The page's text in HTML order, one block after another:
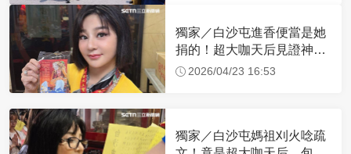
獨家／白沙屯進香便當是她
捐的！超大咖天后見證神
蹟 一靠近媽祖就爆哭
2026/04/23 16:53
獨家／白沙屯媽祖刈火唸疏